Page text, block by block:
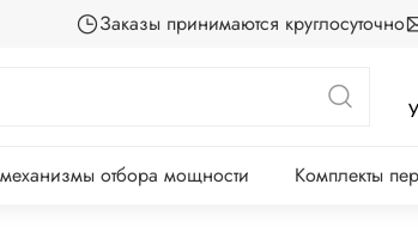
Заказы принимаются круглосуточно
отбора мощности Комплекты